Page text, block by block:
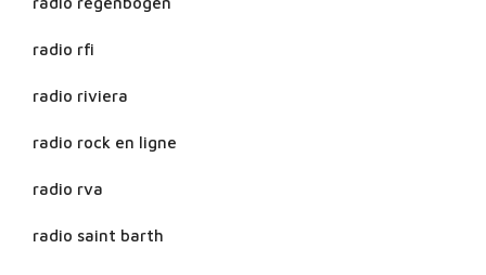
radio rfi
radio riviera
radio rock en ligne
radio rva
radio saint barth